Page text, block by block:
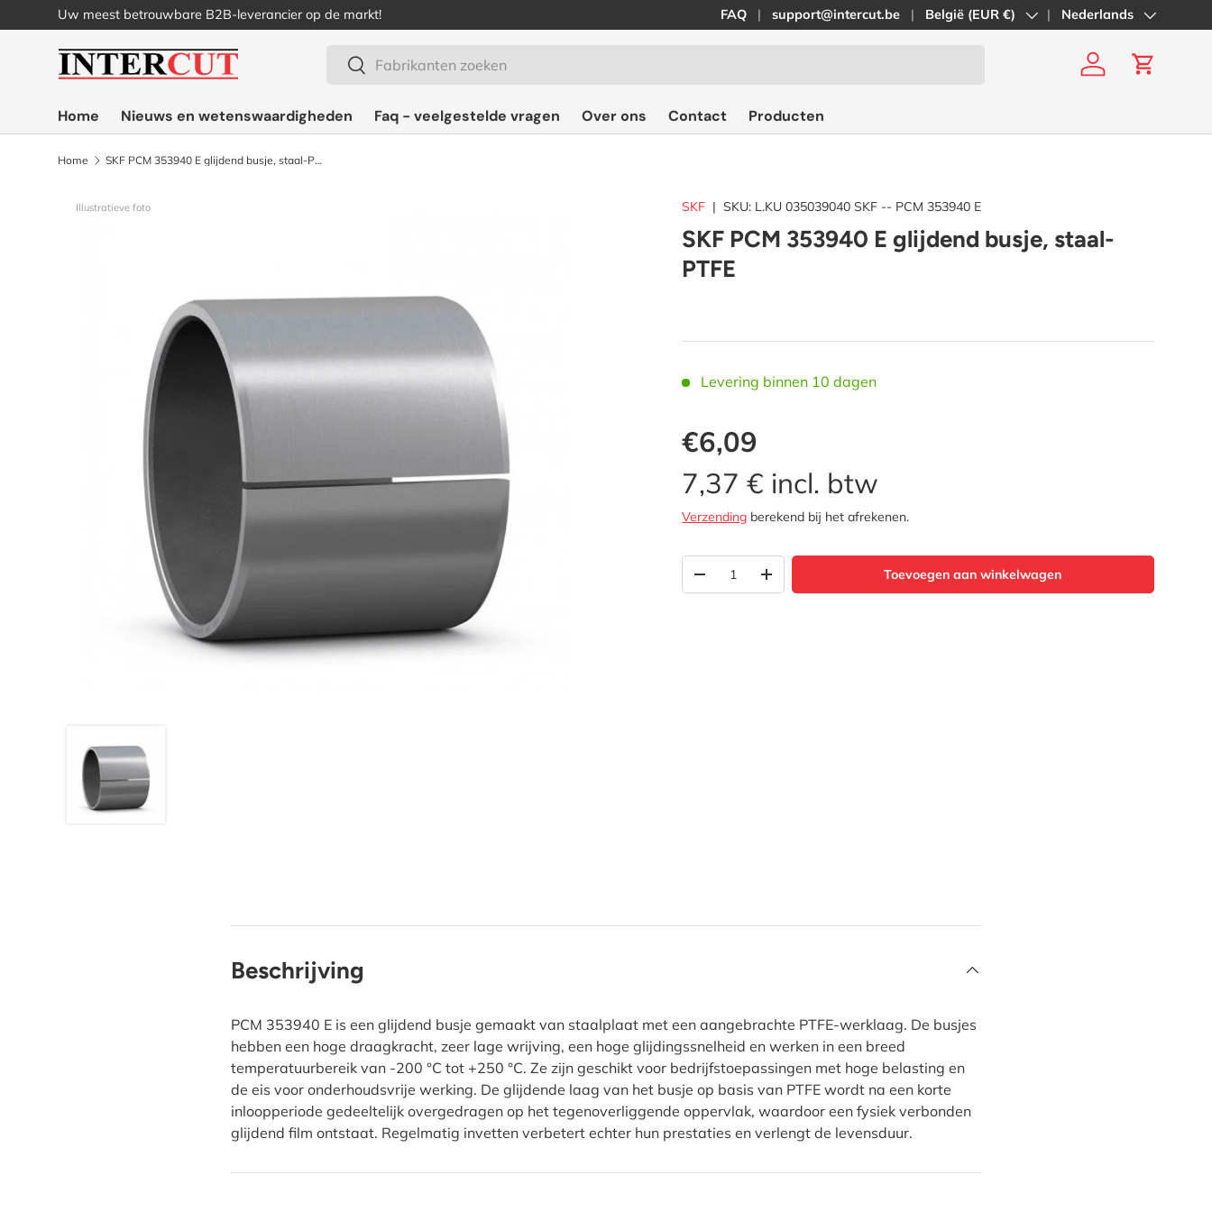
Ga naar inhoud
Uw meest betrouwbare B2B-leverancier op de markt! FAQ support@intercut.be Land/Regio
België (EUR €) Taal Nederlands
Zoeken
Zoeken
Inloggen
Home Nieuws en wetenswaardigheden Faq - veelgestelde vragen Over ons Contact Producten
Home SKF PCM 353940 E glijdend busje, staal-PTFE
Illustratieve foto SKF |SKU: L.KU 035039040 SKF -- PCM 353940 E
SKF PCM 353940 E glijdend busje, staal-
PTFE
Levering binnen 10 dagen
€6,09
7,37 € incl. btw
Verzending berekend bij het afrekenen.
-
+ Toevoegen aan winkelwagen
Beschrijving
PCM 353940 E is een glijdend busje gemaakt van staalplaat met een aangebrachte PTFE-werklaag. De busjes
hebben een hoge draagkracht, zeer lage wrijving, een hoge glijdingssnelheid en werken in een breed
temperatuurbereik van -200 °C tot +250 °C. Ze zijn geschikt voor bedrijfstoepassingen met hoge belasting en
de eis voor onderhoudsvrije werking. De glijdende laag van het busje op basis van PTFE wordt na een korte
inloopperiode gedeeltelijk overgedragen op het tegenoverliggende oppervlak, waardoor een fysiek verbonden
glijdend film ontstaat. Regelmatig invetten verbetert echter hun prestaties en verlengt de levensduur.